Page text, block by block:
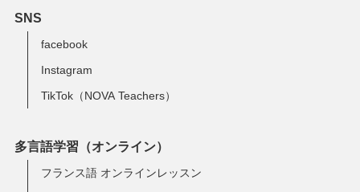
SNS
facebook
Instagram
TikTok（NOVA Teachers）
多言語学習（オンライン）
フランス語 オンラインレッスン